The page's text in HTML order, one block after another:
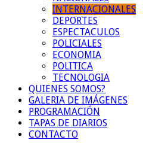
INTERNACIONALES
DEPORTES
ESPECTACULOS
POLICIALES
ECONOMIA
POLITICA
TECNOLOGIA
QUIENES SOMOS?
GALERIA DE IMÁGENES
PROGRAMACIÓN
TAPAS DE DIARIOS
CONTACTO